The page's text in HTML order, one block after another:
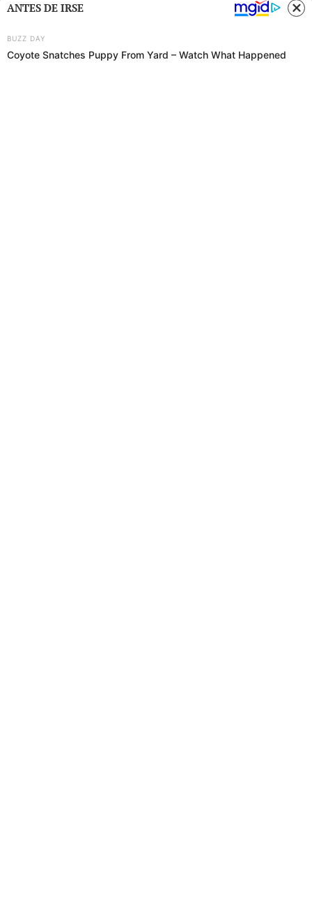
ANTES DE IRSE